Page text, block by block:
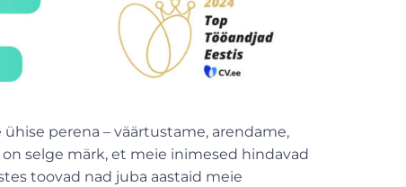
perena – väärtustame, arendame,
selge märk, et meie inimesed hindavad
toovad nad juba aastaid meie